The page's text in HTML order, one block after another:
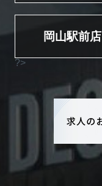
岡山駅前店
?>